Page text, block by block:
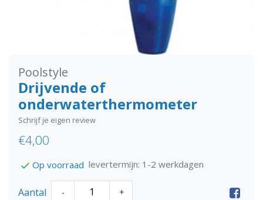
Poolstyle
Drijvende of
onderwaterthermometer
Schrijf je eigen review
€4,00
Op voorraad levertermijn: 1-2 werkdagen
Aantal - +